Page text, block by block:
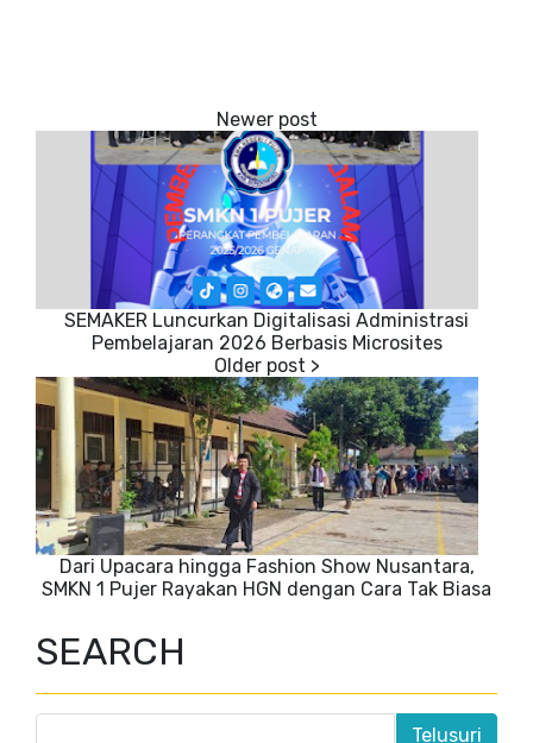
SEMAKER Luncurkan Digitalisasi Administrasi
Pembelajaran 2026 Berbasis Microsites
Dari Upacara hingga Fashion Show Nusantara,
SMKN 1 Pujer Rayakan HGN dengan Cara Tak Biasa
SEARCH